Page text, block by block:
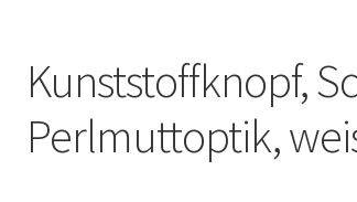
Kunststoffknopf,
Perlmuttoptik,